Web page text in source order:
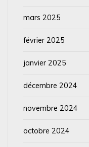
mars 2025
février 2025
janvier 2025
décembre 2024
novembre 2024
octobre 2024